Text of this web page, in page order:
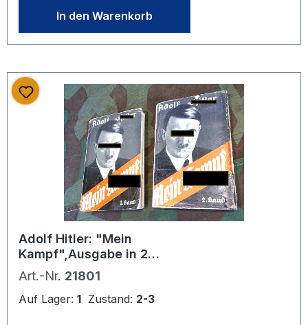
gut erhalten.In den Warenkorb
Adolf Hitler: "Mein
Kampf",Ausgabe in 2
Taschenbuchausgaben 1933
Art.-Nr. 21801
Auf Lager: 1 Zustand: 2-3